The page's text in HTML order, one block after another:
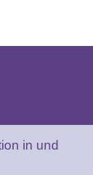
in und